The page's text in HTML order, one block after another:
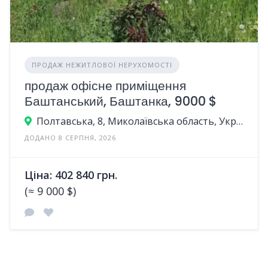
ПРОДАЖ НЕЖИТЛОВОЇ НЕРУХОМОСТІ
продаж офісне приміщення
Баштанський, Баштанка, 9000 $
Полтавська, 8, Миколаївська область, Україна
ДОДАНО 8 СЕРПНЯ, 2026
Ціна: 402 840 грн.
(≈ 9 000 $)